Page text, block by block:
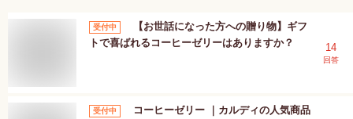
受付中
【お世話になった方への贈り物】ギフ
トで喜ばれるコーヒーゼリーはありますか？
14
回答
受付中
コーヒーゼリー ｜カルディの人気商品